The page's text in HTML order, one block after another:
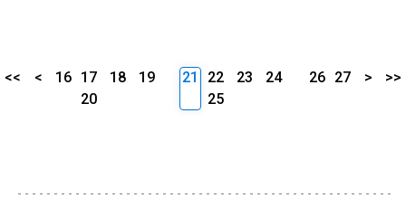
<< < 16 17 18
19
20
21 22 23
24
25
26 27 > >>